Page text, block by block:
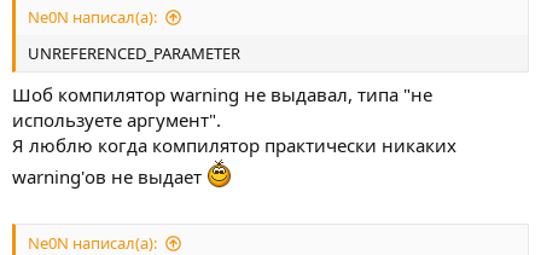
Ne0N написал(а):
UNREFERENCED_PARAMETER
Шоб компилятор warning не выдавал, типа "не
используете аргумент".
Я люблю когда компилятор практически никаких
warning'ов не выдает
Ne0N написал(а):